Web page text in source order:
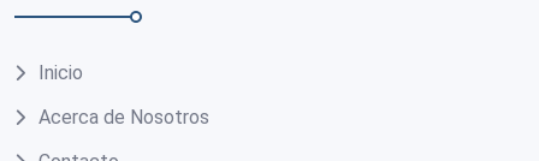
Inicio
Acerca de Nosotros